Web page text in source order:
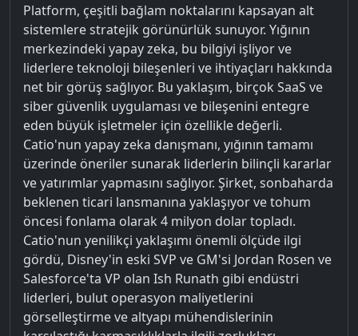
Platform, çeşitli bağlam noktalarını kapsayan alt
sistemlere stratejik görünürlük sunuyor. Yığının
merkezindeki yapay zeka, bu bilgiyi işliyor ve
liderlere teknoloji bileşenleri ve ihtiyaçları hakkında
net bir görüş sağlıyor. Bu yaklaşım, birçok SaaS ve
siber güvenlik uygulaması ve bileşenini entegre
eden büyük işletmeler için özellikle değerli.
Catio'nun yapay zeka danışmanı, yığının tamamı
üzerinde öneriler sunarak liderlerin bilinçli kararlar
ve yatırımlar yapmasını sağlıyor. Şirket, sonbaharda
beklenen ticari lansmanına yaklaşıyor ve tohum
öncesi fonlama olarak 4 milyon dolar topladı.
Catio'nun yenilikçi yaklaşımı önemli ölçüde ilgi
gördü, Disney'in eski SVP ve GM'si Jordan Rosen ve
Salesforce'ta VP olan Ish Runath gibi endüstri
liderleri, bulut operasyon maliyetlerini
görselleştirme ve altyapı mühendislerinin